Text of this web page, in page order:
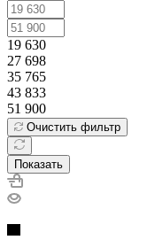
19 630
27 698
35 765
43 833
51 900
Очистить фильтр
Показать